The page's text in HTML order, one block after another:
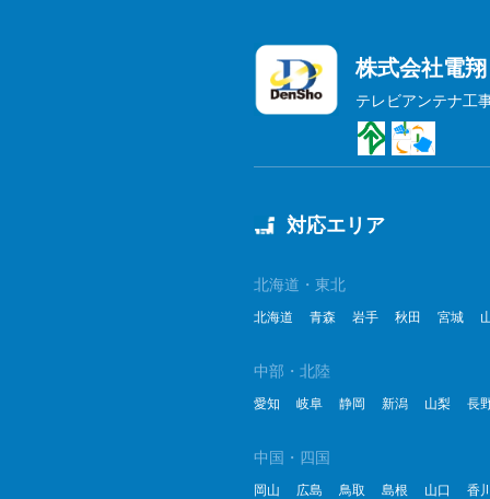
株式会社電翔
テレビアンテナ工
対応エリア
北海道・東北
北海道 青森 岩手 秋田 宮城
中部・北陸
愛知 岐阜 静岡 新潟 山梨 長
中国・四国
岡山 広島 鳥取 島根 山口 香